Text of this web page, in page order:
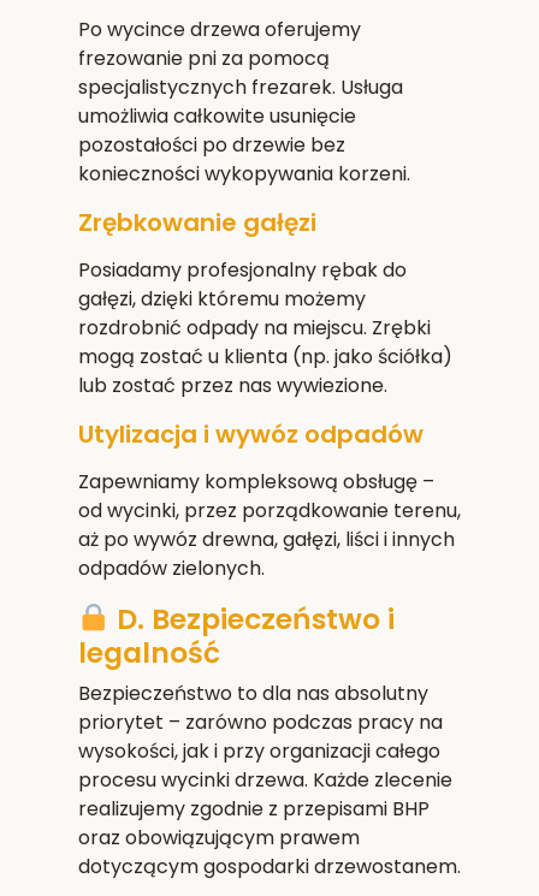
Po wycince drzewa oferujemy
frezowanie pni za pomocą
specjalistycznych frezarek. Usługa
umożliwia całkowite usunięcie
pozostałości po drzewie bez
konieczności wykopywania korzeni.
Zrębkowanie gałęzi
Posiadamy profesjonalny rębak do
gałęzi, dzięki któremu możemy
rozdrobnić odpady na miejscu. Zrębki
mogą zostać u klienta (np. jako ściółka)
lub zostać przez nas wywiezione.
Utylizacja i wywóz odpadów
Zapewniamy kompleksową obsługę –
od wycinki, przez porządkowanie terenu,
aż po wywóz drewna, gałęzi, liści i innych
odpadów zielonych.
D. Bezpieczeństwo i
legalność
Bezpieczeństwo to dla nas absolutny
priorytet – zarówno podczas pracy na
wysokości, jak i przy organizacji całego
procesu wycinki drzewa. Każde zlecenie
realizujemy zgodnie z przepisami BHP
oraz obowiązującym prawem
dotyczącym gospodarki drzewostanem.